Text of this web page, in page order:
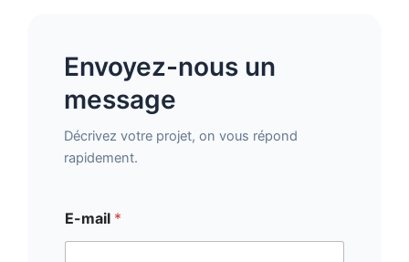
Envoyez-nous un
message
Décrivez votre projet, on vous répond
rapidement.
E-mail *